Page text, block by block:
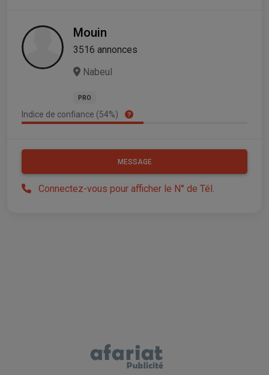
Mouin
3516 annonces
Nabeul
PRO
Indice de confiance (54%)
MESSAGE
Connectez-vous pour afficher le N° de Tél.